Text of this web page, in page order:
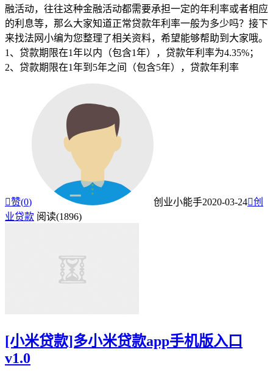
融活动，往往这种金融活动都需要承担一定的年利率或者相应
的利息等，那么大家知道正常贷款年利率一般为多少吗？接下
来找法网小编为您整理了相关资料，希望能够帮助到大家哦。
1、贷款期限在1年以内（包含1年），贷款年利率为4.35%；
2、贷款期限在1年到5年之间（包含5年），贷款年利率
赞(0) 创业小能手2020-03-24创
业贷款 阅读(1896)
[小米贷款]多小米贷款app手机版入口
v1.0